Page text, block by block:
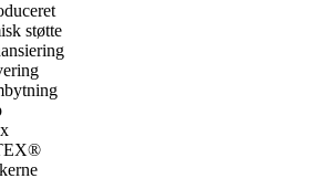
støtte